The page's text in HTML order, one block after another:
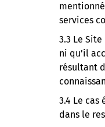
services
3.3 Le
ni qu’il
résultant
3.4 Le cas
dans le